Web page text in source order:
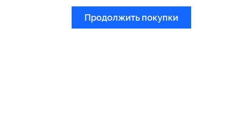
Продолжить покупки